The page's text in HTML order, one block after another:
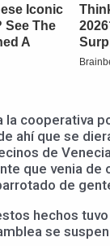
la cooperativa
ahí que se
de
que venia de
de
hechos
se